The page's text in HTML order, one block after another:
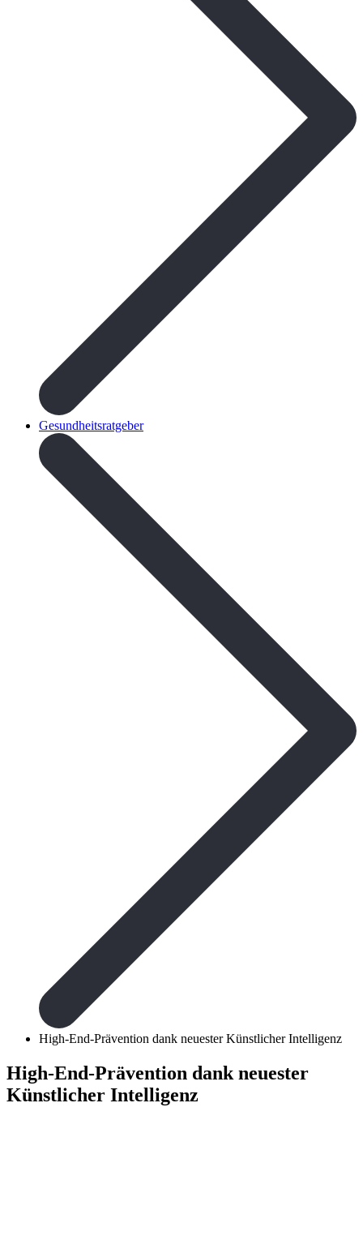
Gesundheitsratgeber
High-End-Prävention dank neuester Künstlicher Intelligenz
High-End-Prävention dank neuester
Künstlicher Intelligenz